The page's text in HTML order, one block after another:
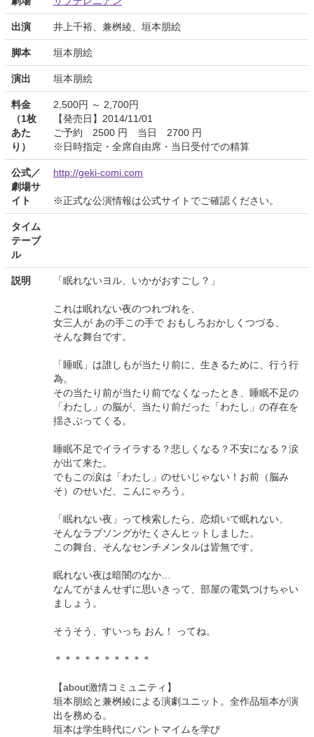
出演 井上千裕、兼桝綾、垣本朋絵
脚本 垣本朋絵
演出 垣本朋絵
料金
（1枚
あた
り）
2,500円 ～ 2,700円
【発売日】2014/11/01
ご予約 2500 円 当日 2700 円
※日時指定・全席自由席・当日受付での精算
公式／
劇場サ
イト
http://geki-comi.com
※正式な公演情報は公式サイトでご確認ください。
タイム
テーブ
ル
説明 「眠れないヨル、いかがおすごし？」
これは眠れない夜のつれづれを、
女三人が あの手この手で おもしろおかしくつづる、
そんな舞台です。
「睡眠」は誰しもが当たり前に、生きるために、行う行
為。
その当たり前が当たり前でなくなったとき、睡眠不足の
「わたし」の脳が、当たり前だった「わたし」の存在を
揺さぶってくる。
睡眠不足でイライラする？悲しくなる？不安になる？涙
が出て来た。
でもこの涙は「わたし」のせいじゃない！お前（脳み
そ）のせいだ、こんにゃろう。
「眠れない夜」って検索したら、恋煩いで眠れない、
そんなラブソングがたくさんヒットしました。
この舞台、そんなセンチメンタルは皆無です。
眠れない夜は暗闇のなか…
なんてがまんせずに思いきって、部屋の電気つけちゃい
ましょう。
そうそう、すいっち おん！ ってね。
＊＊＊＊＊＊＊＊＊＊
【about激情コミュニティ】
垣本朋絵と兼桝綾による演劇ユニット。全作品垣本が演
出を務める。
垣本は学生時代にパントマイムを学び